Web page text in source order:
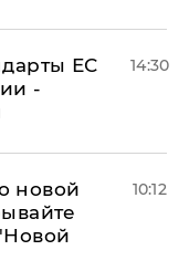
ЕС
-
14:30
новой
10:12